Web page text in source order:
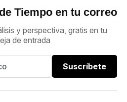
Tiempo en tu correo
y perspectiva, gratis en tu
de entrada
Suscríbete